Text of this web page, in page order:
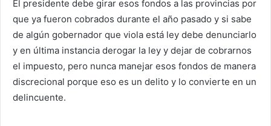
El presidente debe girar esos fondos a las provincias por
que ya fueron cobrados durante el año pasado y si sabe
de algún gobernador que viola está ley debe denunciarlo
y en última instancia derogar la ley y dejar de cobrarnos
el impuesto, pero nunca manejar esos fondos de manera
discrecional porque eso es un delito y lo convierte en un
delincuente.